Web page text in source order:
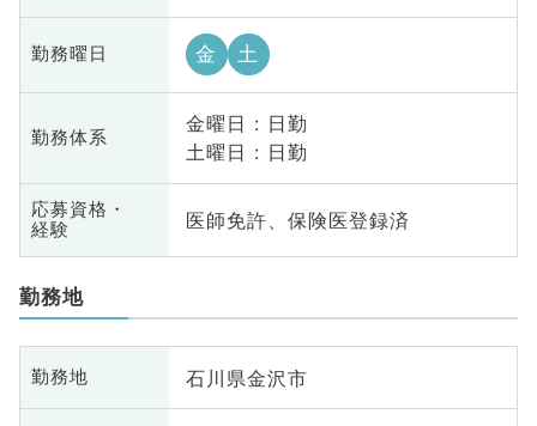
勤務曜日 金 土
勤務体系
金曜日 : 日勤
土曜日 : 日勤
応募資格・
経験
医師免許、保険医登録済
勤務地
勤務地 石川県金沢市